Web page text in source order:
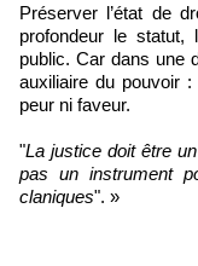
Préserver l’état de
profondeur le statut,
public. Car dans une
auxiliaire du pouvoir
peur ni faveur.
"La justice doit être
pas un instrument
claniques". »